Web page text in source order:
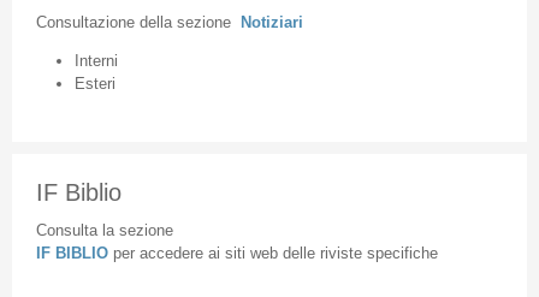
Consultazione della sezione Notiziari
Interni
Esteri
IF Biblio
Consulta la sezione
IF BIBLIO per accedere ai siti web delle riviste specifiche